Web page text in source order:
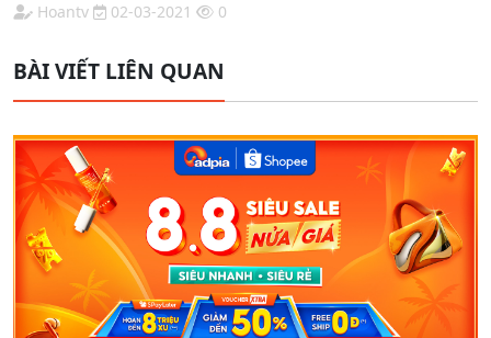
Hoantv 02-03-2021 0
BÀI VIẾT LIÊN QUAN